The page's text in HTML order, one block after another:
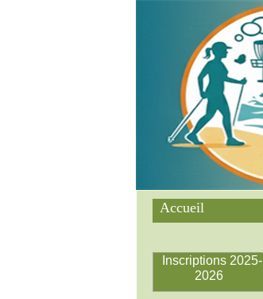
Inscriptions 2025-
2026
Accueil